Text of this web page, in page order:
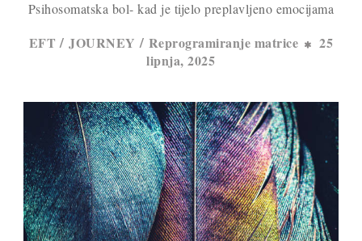
Psihosomatska bol- kad je tijelo preplavljeno emocijama
EFT /JOURNEY / Reprogramiranje matrice
25
lipnja, 2025